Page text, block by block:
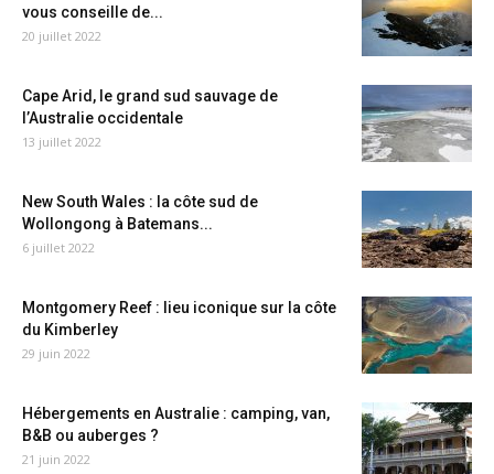
vous conseille de...
20 juillet 2022
Cape Arid, le grand sud sauvage de
l’Australie occidentale
13 juillet 2022
New South Wales : la côte sud de
Wollongong à Batemans...
6 juillet 2022
Montgomery Reef : lieu iconique sur la côte
du Kimberley
29 juin 2022
Hébergements en Australie : camping, van,
B&B ou auberges ?
21 juin 2022